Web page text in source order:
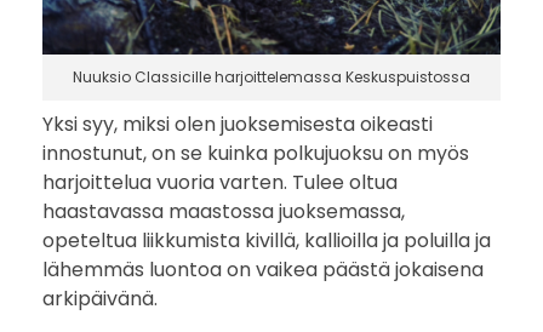
l
k
u
j
u
o
Nuuksio Classicille harjoittelemassa Keskuspuistossa
Yksi syy, miksi olen juoksemisesta oikeasti
innostunut, on se kuinka polkujuoksu on myös
harjoittelua vuoria varten. Tulee oltua
haastavassa maastossa juoksemassa,
opeteltua liikkumista kivillä, kallioilla ja poluilla ja
lähemmäs luontoa on vaikea päästä jokaisena
arkipäivänä.